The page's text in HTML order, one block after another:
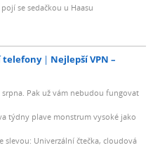
se sedačkou u Haasu
telefony
Nejlepší VPN –
Pak už vám nebudou fungovat
týdny plave monstrum vysoké jako
slevou: Univerzální čtečka, cloudová